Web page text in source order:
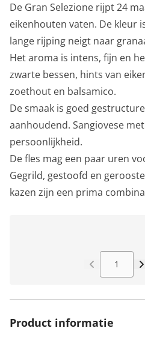
De Gran Selezione rijpt 24
eikenhouten vaten. De kleur
lange rijping neigt naar
Het aroma is intens, fijn en
zwarte bessen, hints van
zoethout en balsamico.
De smaak is goed
aanhoudend. Sangiovese
persoonlijkheid.
De fles mag een paar uren
Gegrild, gestoofd en
kazen zijn een prima
Aantal
Product informatie